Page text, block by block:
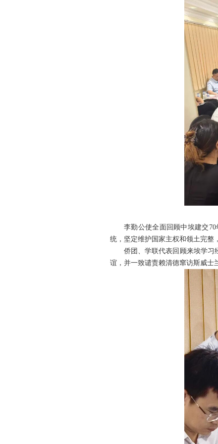
李勤公使全面回顾中埃建交
统，坚定维护国家主权和领土完整
侨团、学联代表回顾来埃学习
谊，并一致谴责赖清德窜访斯威士